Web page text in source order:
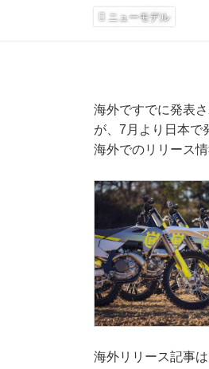
ニューモデル
海外ですでに発表
が、7月より日本で
海外でのリリース
海外リリース記事